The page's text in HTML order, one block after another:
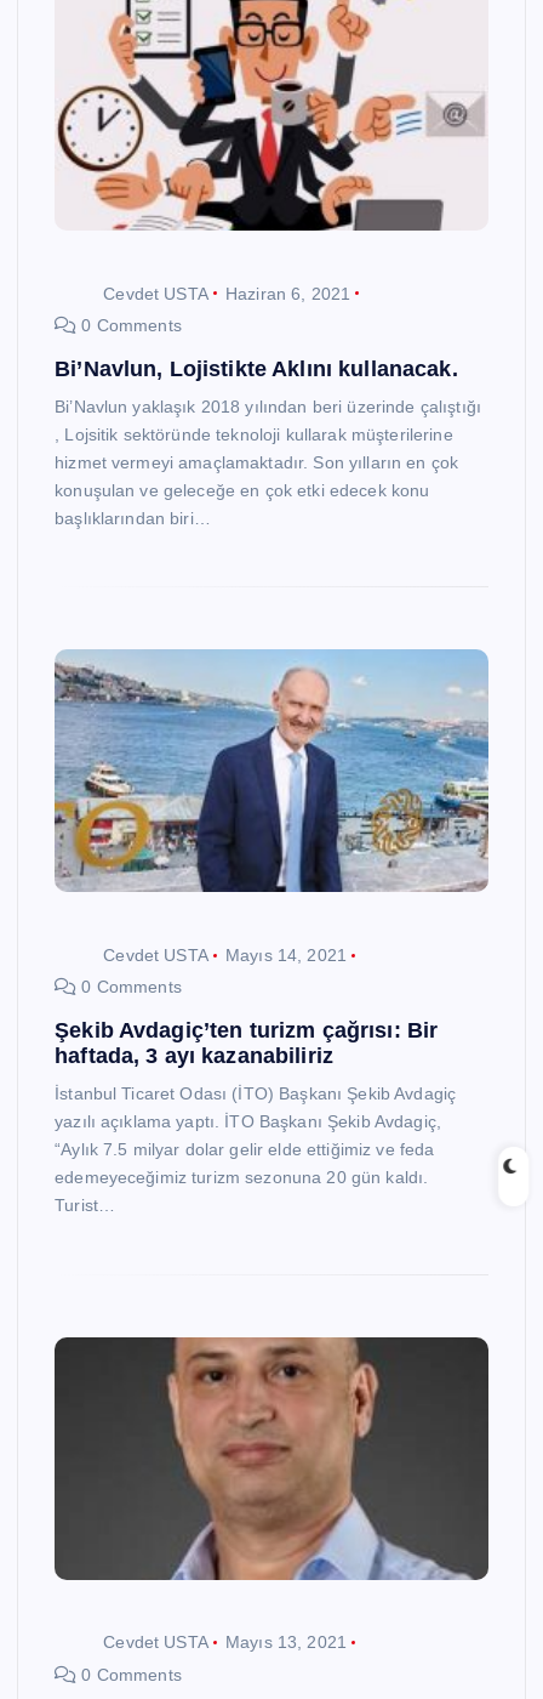
Cevdet USTA
Haziran 6, 2021
0 Comments
Bi’Navlun, Lojistikte Aklını kullanacak.
Bi’Navlun yaklaşık 2018 yılından beri üzerinde çalıştığı
, Lojsitik sektöründe teknoloji kullarak müşterilerine
hizmet vermeyi amaçlamaktadır. Son yılların en çok
konuşulan ve geleceğe en çok etki edecek konu
başlıklarından biri…
Cevdet USTA
Mayıs 14, 2021
0 Comments
Şekib Avdagiç’ten turizm çağrısı: Bir
haftada, 3 ayı kazanabiliriz
İstanbul Ticaret Odası (İTO) Başkanı Şekib Avdagiç
yazılı açıklama yaptı. İTO Başkanı Şekib Avdagiç,
“Aylık 7.5 milyar dolar gelir elde ettiğimiz ve feda
edemeyeceğimiz turizm sezonuna 20 gün kaldı.
Turist…
Cevdet USTA
Mayıs 13, 2021
0 Comments